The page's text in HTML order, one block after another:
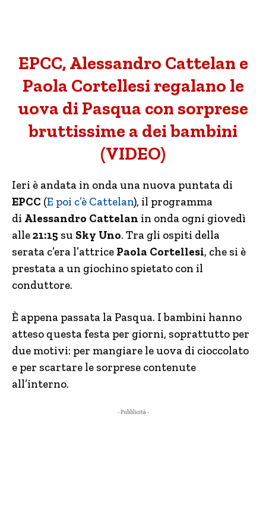
EPCC, Alessandro Cattelan e
Paola Cortellesi regalano le
uova di Pasqua con sorprese
bruttissime a dei bambini
(VIDEO)
Ieri è andata in onda una nuova puntata di
EPCC (E poi c’è Cattelan), il programma
di Alessandro Cattelan in onda ogni giovedì
alle21:15 su Sky Uno. Tra gli ospiti della
serata c’era l’attrice Paola Cortellesi, che si è
prestata a un giochino spietato con il
conduttore.
È appena passata la Pasqua. I bambini hanno
atteso questa festa per giorni, soprattutto per
due motivi: per mangiare le uova di cioccolato
e per scartare le sorprese contenute
all’interno.
- Pubblicità -